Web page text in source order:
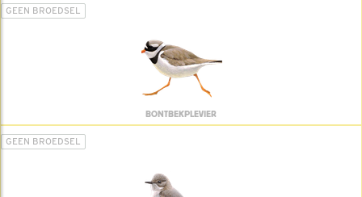
GEEN BROEDSEL
BONTBEKPLEVIER
GEEN BROEDSEL